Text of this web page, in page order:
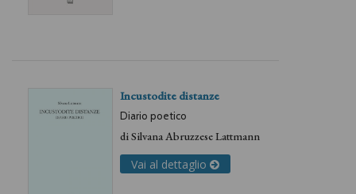
Incustodite distanze
Diario poetico
diSilvana Abruzzese Lattmann
Vai al dettaglio